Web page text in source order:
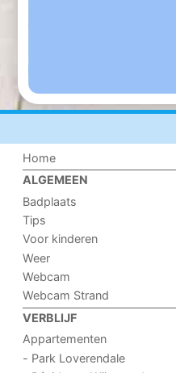
Home
ALGEMEEN
Badplaats
Tips
Voor kinderen
Weer
Webcam
Webcam Strand
VERBLIJF
Appartementen
- Park Loverendale